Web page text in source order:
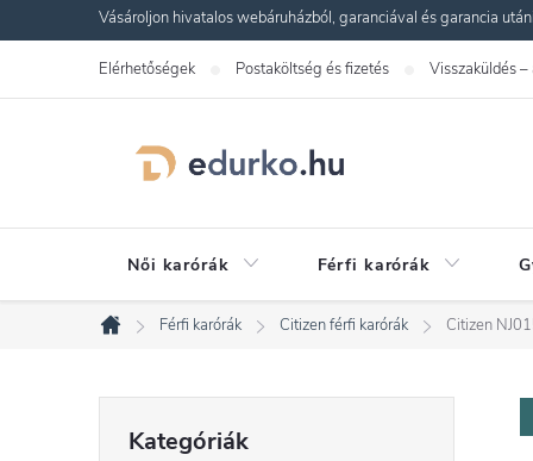
a
Vásároljon hivatalos webáruházból, garanciával és garancia
Elérhetőségek Postaköltség és fizetés Visszaküldés –
Női karórák Férfi karórák
Kezdőlap
Férfi karórák Citizen férfi karórák Citizen
O
átugrása
Kategóriák